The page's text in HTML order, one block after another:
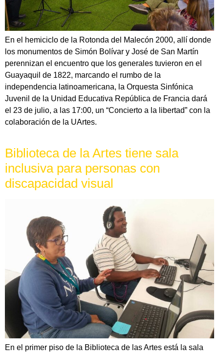
En el hemiciclo de la Rotonda del Malecón 2000, allí donde
los monumentos de Simón Bolívar y José de San Martín
perennizan el encuentro que los generales tuvieron en el
Guayaquil de 1822, marcando el rumbo de la
independencia latinoamericana, la Orquesta Sinfónica
Juvenil de la Unidad Educativa República de Francia dará
el 23 de julio, a las 17:00, un “Concierto a la libertad” con la
colaboración de la UArtes.
Biblioteca de la Artes tiene sala
inclusiva para personas con
discapacidad visual
En el primer piso de la Biblioteca de las Artes está la sala